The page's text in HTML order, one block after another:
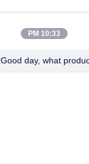
10:33 PM
Good day, what